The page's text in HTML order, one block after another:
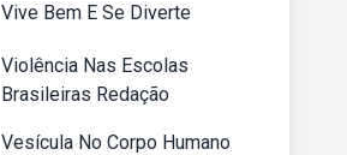
Vive Bem E Se Diverte
Violência Nas Escolas
Brasileiras Redação
Vesícula No Corpo Humano